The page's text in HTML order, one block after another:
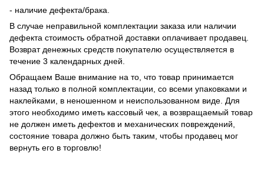
- наличие дефекта/брака.
В случае неправильной комплектации заказа или наличии
дефекта стоимость обратной доставки оплачивает продавец.
Возврат денежных средств покупателю осуществляется в
течение 3 календарных дней.
Обращаем Ваше внимание на то, что товар принимается
назад только в полной комплектации, со всеми упаковками и
наклейками, в неношенном и неиспользованном виде. Для
этого необходимо иметь кассовый чек, а возвращаемый товар
не должен иметь дефектов и механических повреждений,
состояние товара должно быть таким, чтобы продавец мог
вернуть его в торговлю!